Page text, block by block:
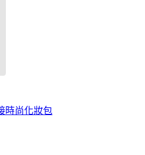
時尚化妝包